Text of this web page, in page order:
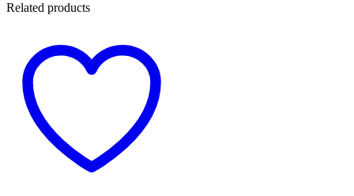
Related products